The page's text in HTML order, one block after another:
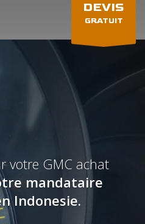
DEVIS
GRATUIT
votre GMC achat
mandataire
Indonesie.